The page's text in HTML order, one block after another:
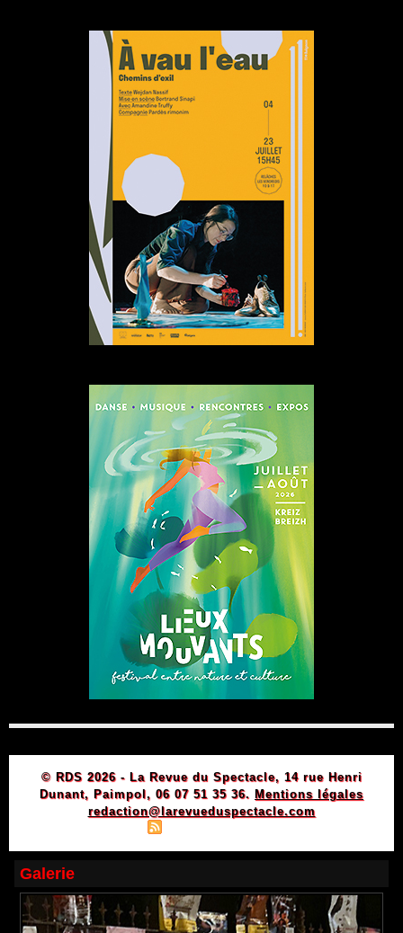
© RDS 2026 - La Revue du Spectacle, 14 rue Henri
Dunant, Paimpol, 06 07 51 35 36. Mentions légales
redaction@larevueduspectacle.com
Galerie